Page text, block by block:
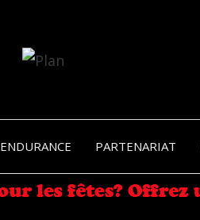
ENDURANCE PARTENARIAT